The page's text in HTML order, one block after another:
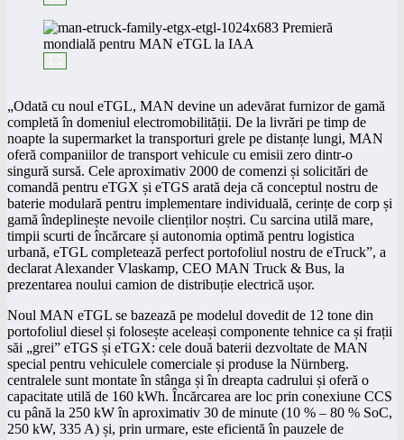
„Odată cu noul eTGL, MAN devine un adevărat furnizor de gamă
completă în domeniul electromobilității. De la livrări pe timp de
noapte la supermarket la transporturi grele pe distanțe lungi, MAN
oferă companiilor de transport vehicule cu emisii zero dintr-o
singură sursă. Cele aproximativ 2000 de comenzi și solicitări de
comandă pentru eTGX și eTGS arată deja că conceptul nostru de
baterie modulară pentru implementare individuală, cerințe de corp și
gamă îndeplinește nevoile clienților noștri. Cu sarcina utilă mare,
timpii scurti de încărcare și autonomia optimă pentru logistica
urbană, eTGL completează perfect portofoliul nostru de eTruck”, a
declarat Alexander Vlaskamp, ​​CEO MAN Truck & Bus, la
prezentarea noului camion de distribuție electrică ușor.
Noul MAN eTGL se bazează pe modelul dovedit de 12 tone din
portofoliul diesel și folosește aceleași componente tehnice ca și frații
săi „grei” eTGS și eTGX: cele două baterii dezvoltate de MAN
special pentru vehiculele comerciale și produse la Nürnberg.
centralele sunt montate în stânga și în dreapta cadrului și oferă o
capacitate utilă de 160 kWh. Încărcarea are loc prin conexiune CCS
cu până la 250 kW în aproximativ 30 de minute (10 % – 80 % SoC,
250 kW, 335 A) și, prin urmare, este eficientă în pauzele de